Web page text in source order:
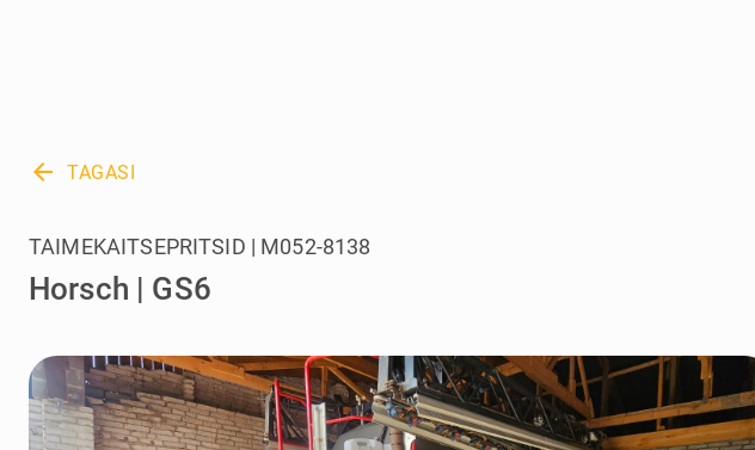
arrow_back TAGASI
Horsch | GS6
TAIMEKAITSEPRITSID | M052-8138